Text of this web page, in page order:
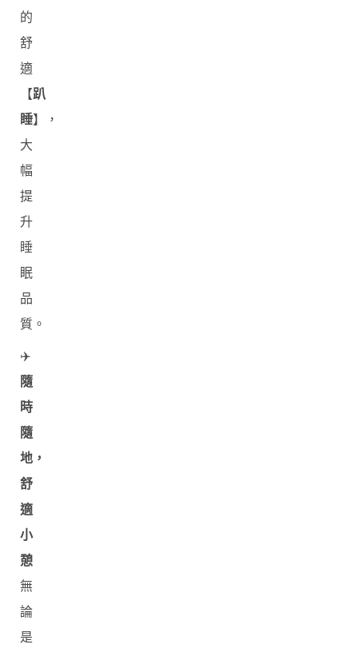
的
舒
適
【趴
睡】，
大
幅
提
升
睡
眠
品
質。
✈️
隨
時
隨
地，
舒
適
小
憩
無
論
是